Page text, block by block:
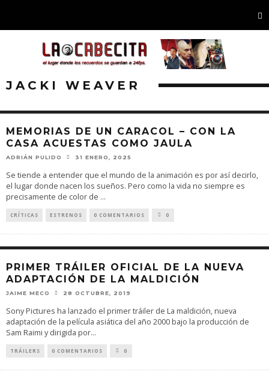
JACKI WEAVER
MEMORIAS DE UN CARACOL – CON LA
CASA ACUESTAS COMO JAULA
ADRIÁN PULIDO 31 ENERO, 2025
Se tiende a entender que el mundo de la animación es por así decirlo,
el lugar donde nacen los sueños. Pero como la vida no siempre es
precisamente de color de ...
CRÍTICAS ESTRENOS 0 COMENTARIOS 0
PRIMER TRÁILER OFICIAL DE LA NUEVA
ADAPTACIÓN DE LA MALDICIÓN
JAIME MECO 28 OCTUBRE, 2019
Sony Pictures ha lanzado el primer tráiler de La maldición, nueva
adaptación de la película asiática del año 2000 bajo la producción de
Sam Raimi y dirigida por...
TRÁILERS 0 COMENTARIOS 0